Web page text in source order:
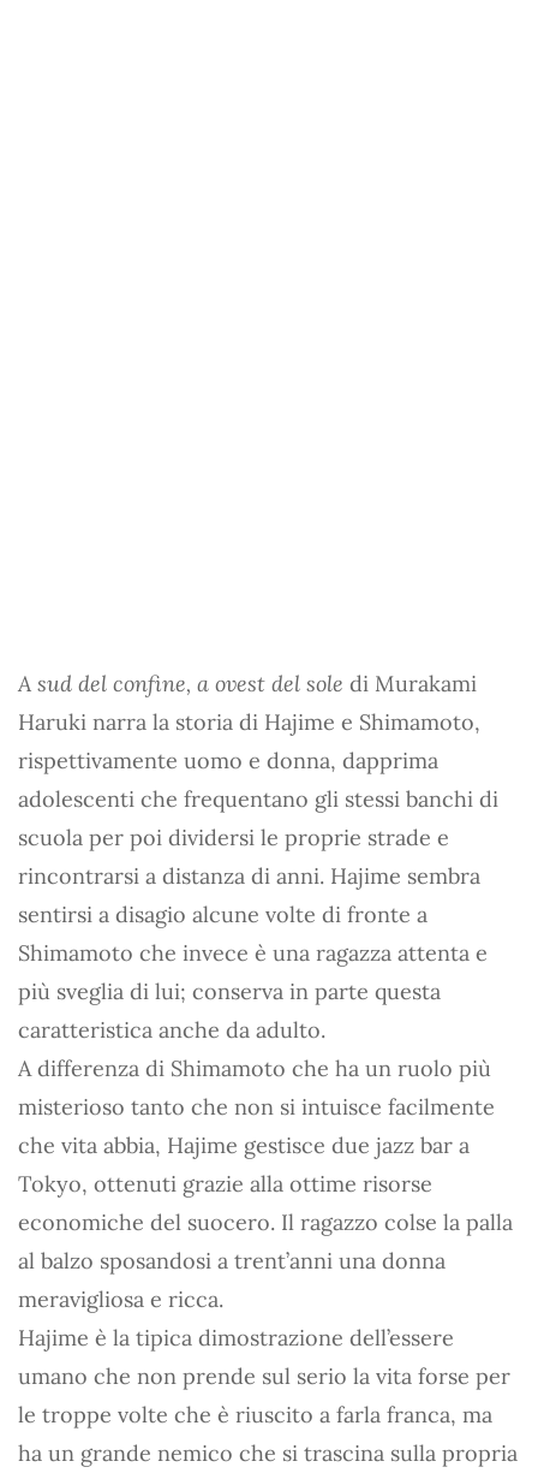
A sud del confine, a ovest del sole di Murakami
Haruki narra la storia di Hajime e Shimamoto,
rispettivamente uomo e donna, dapprima
adolescenti che frequentano gli stessi banchi di
scuola per poi dividersi le proprie strade e
rincontrarsi a distanza di anni. Hajime sembra
sentirsi a disagio alcune volte di fronte a
Shimamoto che invece è una ragazza attenta e
più sveglia di lui; conserva in parte questa
caratteristica anche da adulto.
A differenza di Shimamoto che ha un ruolo più
misterioso tanto che non si intuisce facilmente
che vita abbia, Hajime gestisce due jazz bar a
Tokyo, ottenuti grazie alla ottime risorse
economiche del suocero. Il ragazzo colse la palla
al balzo sposandosi a trent’anni una donna
meravigliosa e ricca.
Hajime è la tipica dimostrazione dell’essere
umano che non prende sul serio la vita forse per
le troppe volte che è riuscito a farla franca, ma
ha un grande nemico che si trascina sulla propria